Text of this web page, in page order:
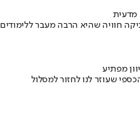
מדעית
חוויה שהיא הרבה מעבר ללימודים
מפתיע
שעוזר לנו לחזור למסלול